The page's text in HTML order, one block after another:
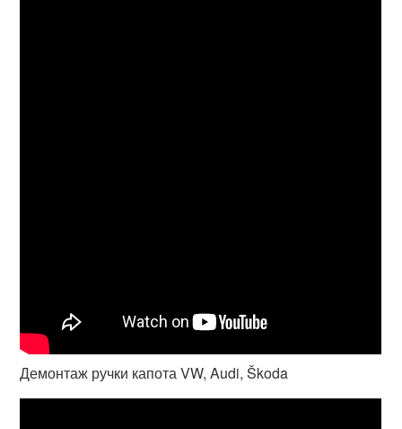
Демонтаж ручки капота VW, Audi, Škoda